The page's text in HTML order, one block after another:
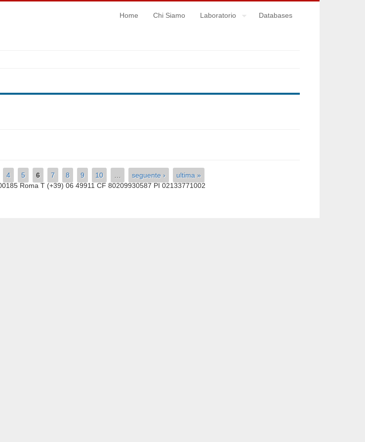
Home Chi Siamo Laboratorio Databases
4 5 6 7 8 9 10 seguente ›
ultima »
Roma T (+39) 06 49911 CF 80209930587 PI 02133771002